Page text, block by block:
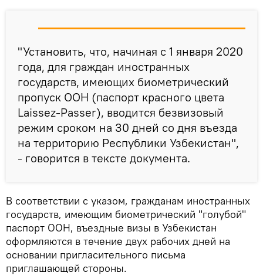
"Установить, что, начиная с 1 января 2020
года, для граждан иностранных
государств, имеющих биометрический
пропуск ООН (паспорт красного цвета
Laissez-Passer), вводится безвизовый
режим сроком на 30 дней со дня въезда
на территорию Республики Узбекистан",
- говорится в тексте документа.
В соответствии с указом, гражданам иностранных
государств, имеющим биометрический "голубой"
паспорт ООН, въездные визы в Узбекистан
оформляются в течение двух рабочих дней на
основании пригласительного письма
приглашающей стороны.